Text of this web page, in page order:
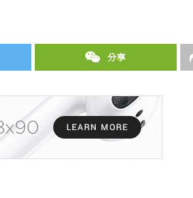
分享